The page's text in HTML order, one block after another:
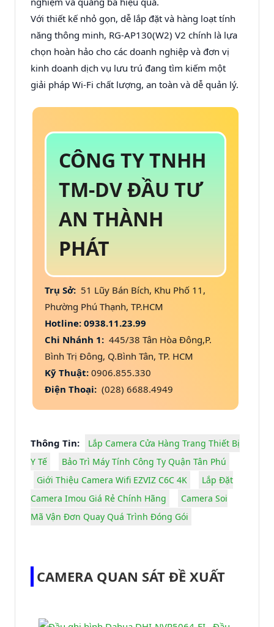
Với thiết kế nhỏ gọn, dễ lắp đặt và hàng loạt tính
năng thông minh, RG-AP130(W2) V2 chính là lựa
chọn hoàn hảo cho các doanh nghiệp và đơn vị
kinh doanh dịch vụ lưu trú đang tìm kiếm một
giải pháp Wi-Fi chất lượng, an toàn và dễ quản lý.
CÔNG TY TNHH
TM-DV ĐẦU TƯ
AN THÀNH
PHÁT
Trụ Sở: 51 Lũy Bán Bích, Khu Phố 11,
Phường Phú Thạnh, TP.HCM
Hotline: 0938.11.23.99
Chi Nhánh 1: 445/38 Tân Hòa Đông,P.
Bình Trị Đông, Q.Bình Tân, TP. HCM
Kỹ Thuật: 0906.855.330
Điện Thoại: (028) 6688.4949
Thông Tin:
Lắp Camera Cửa Hàng Trang Thiết Bị
Y Tế
Bảo Trì Máy Tính Công Ty Quận Tân Phú
Giới Thiệu Camera Wifi EZVIZ C6C 4K
Lắp Đặt
Camera Imou Giá Rẻ Chính Hãng
Camera Soi
Mã Vận Đơn Quay Quá Trình Đóng Gói
CAMERA QUAN SÁT ĐỀ XUẤT